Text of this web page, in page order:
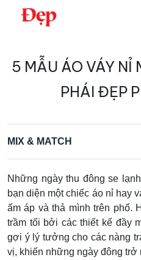
Chuyển
kiếm
5 MẪU ÁO VÁY NỈ
PHÁI ĐẸP
MIX & MATCH
Những ngày thu đông se
bạn diện một chiếc áo nỉ hay
ấm áp và thả mình trên phố.
trầm tối bởi các thiết kế đầy
gợi ý lý tưởng cho các nàng
vị, khiến những ngày đông